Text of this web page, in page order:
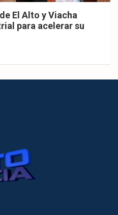
El Alto y Viacha
para acelerar su